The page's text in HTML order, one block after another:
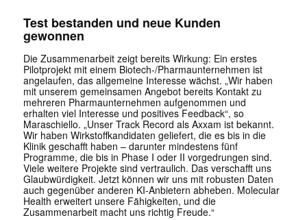
Test bestanden und neue Kunden
gewonnen
Die Zusammenarbeit zeigt bereits Wirkung: Ein erstes
Pilotprojekt mit einem Biotech-/Pharmaunternehmen ist
angelaufen, das allgemeine Interesse wächst. „Wir haben
mit unserem gemeinsamen Angebot bereits Kontakt zu
mehreren Pharmaunternehmen aufgenommen und
erhalten viel Interesse und positives Feedback“, so
Maraschiello. „Unser Track Record als Axxam ist bekannt.
Wir haben Wirkstoffkandidaten geliefert, die es bis in die
Klinik geschafft haben – darunter mindestens fünf
Programme, die bis in Phase I oder II vorgedrungen sind.
Viele weitere Projekte sind vertraulich. Das verschafft uns
Glaubwürdigkeit. Jetzt können wir uns mit robusten Daten
auch gegenüber anderen KI-Anbietern abheben. Molecular
Health erweitert unsere Fähigkeiten, und die
Zusammenarbeit macht uns richtig Freude.“